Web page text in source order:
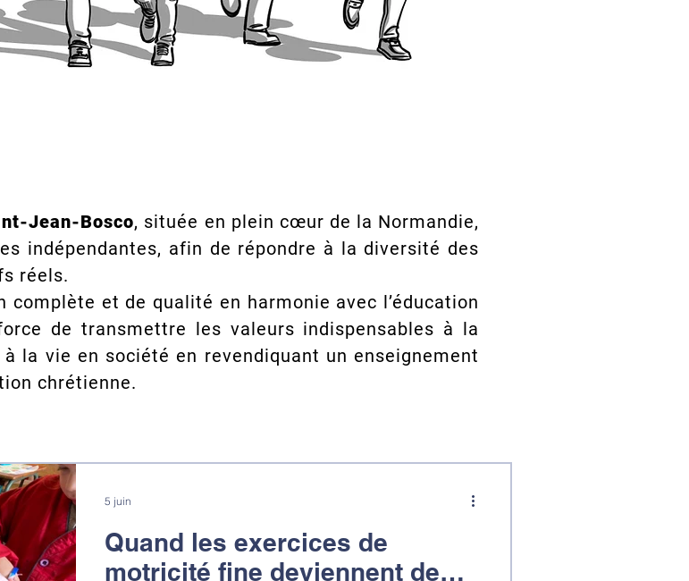
Jean-Bosco, située en plein cœur de la Normandie,
indépendantes, afin de répondre à la diversité des
réels.
et de qualité en harmonie avec l’éducation
de transmettre les valeurs indispensables à la
la vie en société en revendiquant un enseignement
chrétienne.
Quand les exercices de
motricité fine deviennent de
5 juin